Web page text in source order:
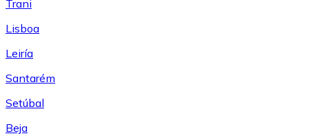
Trani
Lisboa
Leiría
Santarém
Setúbal
Beja